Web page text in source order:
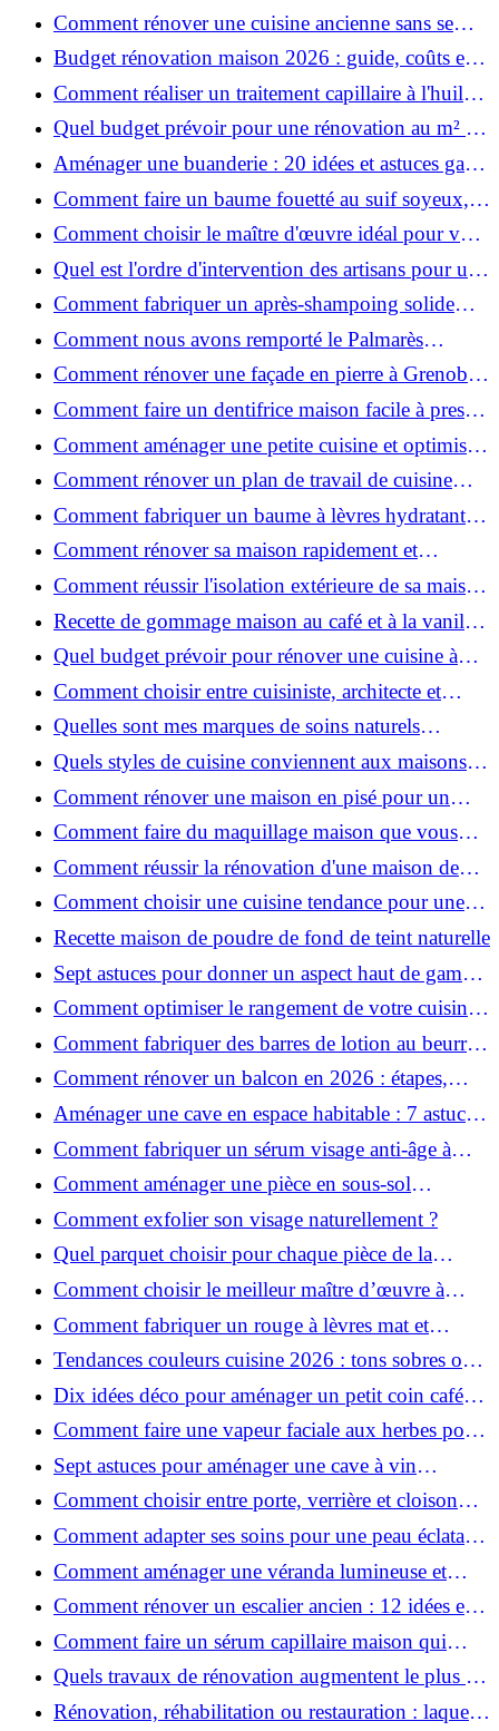
maison ?
Comment rénover une cuisine ancienne sans se
ruiner ?
Budget rénovation maison 2026 : guide, coûts et
astuces
Comment réaliser un traitement capillaire à l'huile
maison efficace ?
Quel budget prévoir pour une rénovation au m² en
2026 ?
Aménager une buanderie : 20 idées et astuces gain
de place pour un espace fonctionnel et stylé
Comment faire un baume fouetté au suif soyeux,
fait maison ?
Comment choisir le maître d'œuvre idéal pour vos
travaux de rénovation ?
Quel est l'ordre d'intervention des artisans pour une
rénovation ?
Comment fabriquer un après-shampoing solide
naturel pour cheveux ?
Comment nous avons remporté le Palmarès
(Ré)HABITER 2025 : les coulisses du projet primé
?
Comment rénover une façade en pierre à Grenoble
: techniques, coûts et conseils
Comment faire un dentifrice maison facile à presser
?
Comment aménager une petite cuisine et optimiser
chaque centimètre carré ?
Comment rénover un plan de travail de cuisine
facilement : guide étape par étape
Comment fabriquer un baume à lèvres hydratant et
naturel au suif ?
Comment rénover sa maison rapidement et
efficacement ?
Comment réussir l'isolation extérieure de sa maison
pour une rénovation performante et durable ?
Recette de gommage maison au café et à la vanille
pour une peau douce
Quel budget prévoir pour rénover une cuisine à
Voiron en 2026 : coûts et aides locales ?
Comment choisir entre cuisiniste, architecte et
contractant général à Voiron ?
Quelles sont mes marques de soins naturels
préférées ?
Quels styles de cuisine conviennent aux maisons et
appartements du Voironnais ?
Comment rénover une maison en pisé pour un
habitat sain et performant ?
Comment faire du maquillage maison que vous
utiliserez vraiment ?
Comment réussir la rénovation d'une maison de
ville en 2026 ?
Comment choisir une cuisine tendance pour une
rénovation en 2026 ?
Recette maison de poudre de fond de teint naturelle
Sept astuces pour donner un aspect haut de gamme
à votre cuisine
Comment optimiser le rangement de votre cuisine
et gagner de la place ?
Comment fabriquer des barres de lotion au beurre
de karité ?
Comment rénover un balcon en 2026 : étapes,
budget et matériaux ?
Aménager une cave en espace habitable : 7 astuces
essentielles
Comment fabriquer un sérum visage anti-âge à
l'huile de rose musquée ?
Comment aménager une pièce en sous-sol
efficacement ?
Comment exfolier son visage naturellement ?
Quel parquet choisir pour chaque pièce de la
maison ?
Comment choisir le meilleur maître d’œuvre à
Grenoble en 2026 ?
Comment fabriquer un rouge à lèvres mat et
hydratant fait maison ?
Tendances couleurs cuisine 2026 : tons sobres ou
colorés, que choisir ?
Dix idées déco pour aménager un petit coin café
chez soi
Comment faire une vapeur faciale aux herbes pour
une peau plus saine et rajeunie ?
Sept astuces pour aménager une cave à vin
naturelle chez soi
Comment choisir entre porte, verrière et cloison
coulissante pour séparer vos pièces ?
Comment adapter ses soins pour une peau éclatante
en hiver ?
Comment aménager une véranda lumineuse et
conviviale : 12 idées déco
Comment rénover un escalier ancien : 12 idées et
astuces faciles pas à pas
Comment faire un sérum capillaire maison qui
stimule réellement la pousse des cheveux ?
Quels travaux de rénovation augmentent le plus la
valeur d'une maison pour la revente ?
Rénovation, réhabilitation ou restauration : laquelle